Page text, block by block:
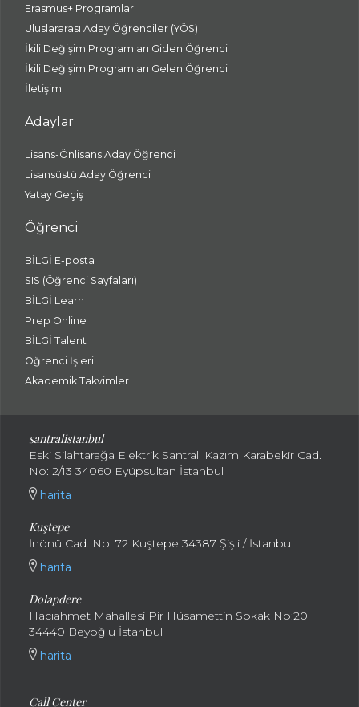
Erasmus+ Programları
Uluslararası Aday Öğrenciler (YÖS)
İkili Değişim Programları Giden Öğrenci
İkili Değişim Programları Gelen Öğrenci
İletişim
Adaylar
Lisans-Önlisans Aday Öğrenci
Lisansüstü Aday Öğrenci
Yatay Geçiş
Öğrenci
BİLGİ E-posta
SIS (Öğrenci Sayfaları)
BİLGİ Learn
Prep Online
BİLGİ Talent
Öğrenci İşleri
Akademik Takvimler
santralistanbul
Eski Silahtarağa Elektrik Santralı Kazım Karabekir Cad.
No: 2/13 34060 Eyüpsultan İstanbul
harita
Kuştepe
İnönü Cad. No: 72 Kuştepe 34387 Şişli / İstanbul
harita
Dolapdere
Hacıahmet Mahallesi Pir Hüsamettin Sokak No:20
34440 Beyoğlu İstanbul
harita
Call Center